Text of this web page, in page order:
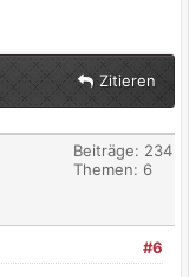
Zitieren
Beiträge: 234
Themen: 6
#6